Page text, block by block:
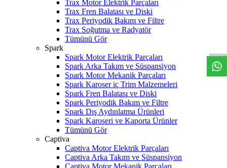
Trax Motor Elektrik Parçaları
Trax Fren Balatası ve Diski
Trax Periyodik Bakım ve Filtre
Trax Soğutma ve Radyatör
Tümünü Gör
Spark
Spark Motor Elektrik Parçaları
Spark Arka Takım ve Süspansiyon
Spark Motor Mekanik Parçaları
Spark Karoser iç Trim Malzemeleri
Spark Fren Balatası ve Diski
Spark Periyodik Bakım ve Filtre
Spark Dış Aydınlatma Ürünleri
Spark Karoseri ve Kaporta Ürünler
Tümünü Gör
Captiva
Captiva Motor Elektrik Parçaları
Captiva Arka Takım ve Süspansiyon
Captiva Motor Mekanik Parçaları